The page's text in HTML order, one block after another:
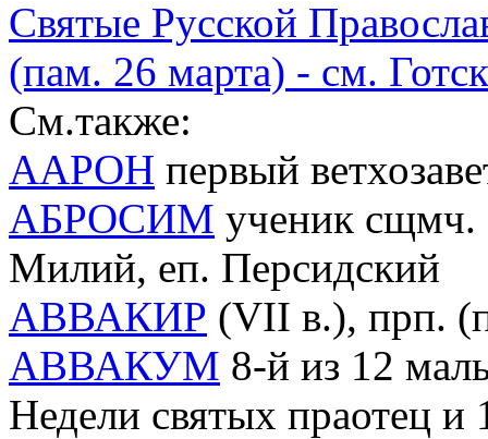
Святые Русской
(пам. 26 марта) - см.
См.также:
ААРОН первый
АБРОСИМ ученик сщмч.
Милий, еп. Персидский
АВВАКИР (VII в.), прп.
АВВАКУМ 8-й из 12
Недели святых праотец